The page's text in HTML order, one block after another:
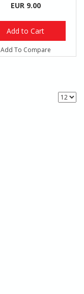
EUR 9.00
Add to Cart
Add To Compare